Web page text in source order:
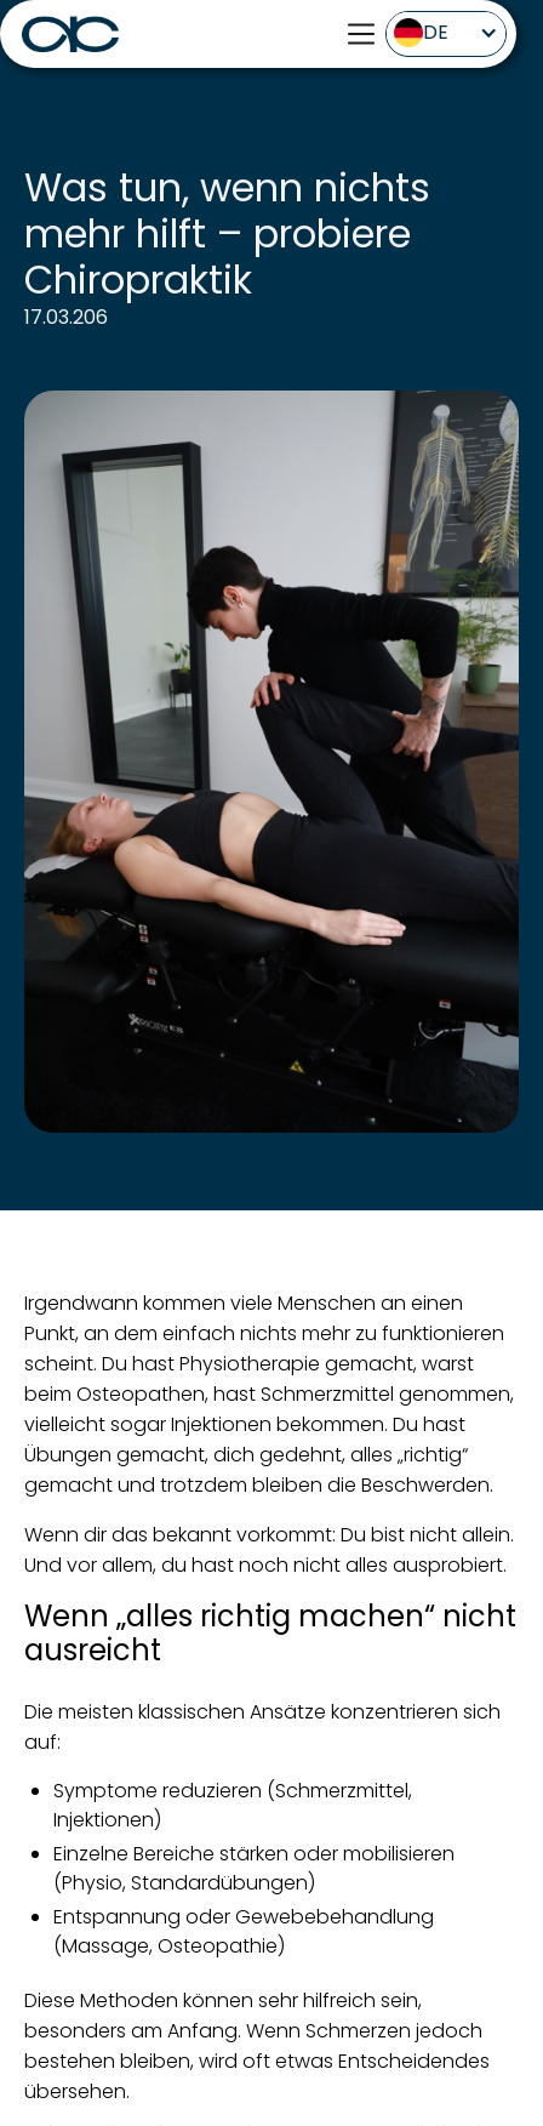
DE
Was tun, wenn nichts
mehr hilft – probiere
Chiropraktik
17.03.206
Irgendwann kommen viele Menschen an einen
Punkt, an dem einfach nichts mehr zu funktionieren
scheint. Du hast Physiotherapie gemacht, warst
beim Osteopathen, hast Schmerzmittel genommen,
vielleicht sogar Injektionen bekommen. Du hast
Übungen gemacht, dich gedehnt, alles „richtig“
gemacht und trotzdem bleiben die Beschwerden.
Wenn dir das bekannt vorkommt: Du bist nicht allein.
Und vor allem, du hast noch nicht alles ausprobiert.
Wenn „alles richtig machen“ nicht
ausreicht
Die meisten klassischen Ansätze konzentrieren sich
auf:
Symptome reduzieren (Schmerzmittel,
Injektionen)
Einzelne Bereiche stärken oder mobilisieren
(Physio, Standardübungen)
Entspannung oder Gewebebehandlung
(Massage, Osteopathie)
Diese Methoden können sehr hilfreich sein,
besonders am Anfang. Wenn Schmerzen jedoch
bestehen bleiben, wird oft etwas Entscheidendes
übersehen.